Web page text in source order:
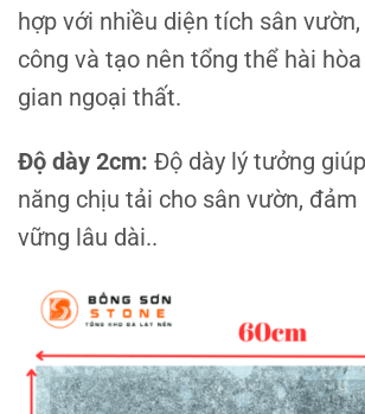
hợp với nhiều diện tích sân
công và tạo nên tổng thể hài
gian ngoại thất.
Độ dày 2cm: Độ dày lý tưởng
năng chịu tải cho sân vườn, đảm
vững lâu dài..